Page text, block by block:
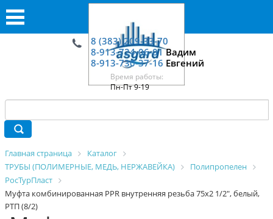
8 (383) 209-33-70
8-913-724-06-01Вадим
8-913-730-37-16 Евгений
Время работы:
Пн-Пт 9-19
Главная страница
Каталог
ТРУБЫ (ПОЛИМЕРНЫЕ, МЕДЬ, НЕРЖАВЕЙКА)
Полипропелен
РосТурПласт
Муфта комбинированная PPR внутренняя резьба 75х2 1/2", белый,
РТП (8/2)